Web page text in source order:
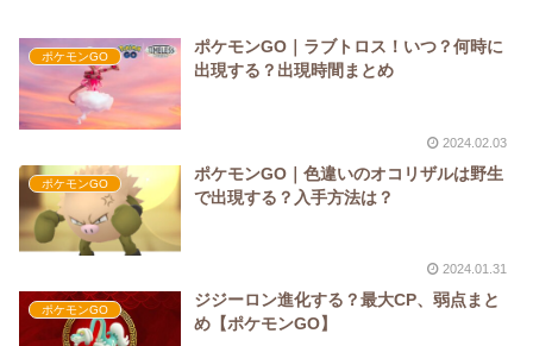
ポケモンGO
ポケモンGO｜ラブトロス！いつ？何時に
出現する？出現時間まとめ
2024.02.03
ポケモンGO
ポケモンGO｜色違いのオコリザルは野生
で出現する？入手方法は？
2024.01.31
ポケモンGO
ジジーロン進化する？最大CP、弱点まと
め【ポケモンGO】